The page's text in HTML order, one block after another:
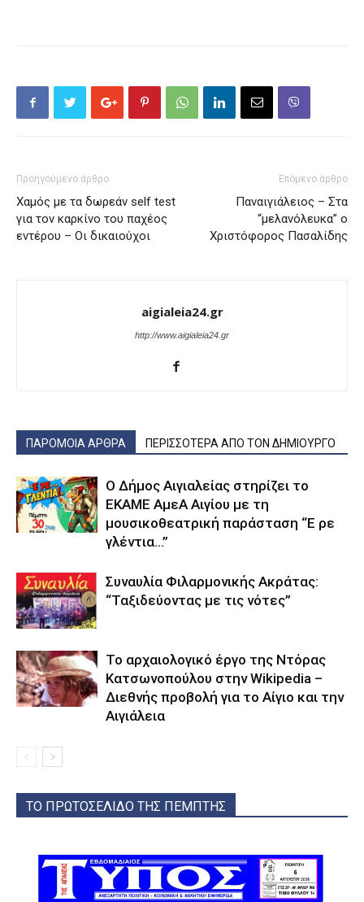
Προηγούμενο άρθρο
Χαμός με τα δωρεάν self test
για τον καρκίνο του παχέος
εντέρου – Οι δικαιούχοι
Επόμενο άρθρο
Παναιγιάλειος – Στα
“μελανόλευκα” ο
Χριστόφορος Πασαλίδης
aigialeia24.gr
http://www.aigialeia24.gr
ΠΑΡΟΜΟΙΑ ΑΡΘΡΑ ΠΕΡΙΣΣΟΤΕΡΑ ΑΠΟ ΤΟΝ ΔΗΜΙΟΥΡΓΟ
Ο Δήμος Αιγιαλείας στηρίζει το
ΕΚΑΜΕ ΑμεΑ Αιγίου με τη
μουσικοθεατρική παράσταση “Ε ρε
γλέντια…”
Συναυλία Φιλαρμονικής Ακράτας:
“Ταξιδεύοντας με τις νότες”
Το αρχαιολογικό έργο της Ντόρας
Κατσωνοπούλου στην Wikipedia –
Διεθνής προβολή για το Αίγιο και την
Αιγιάλεια
ΤΟ ΠΡΩΤΟΣΕΛΙΔΟ ΤΗΣ ΠΕΜΠΤΗΣ